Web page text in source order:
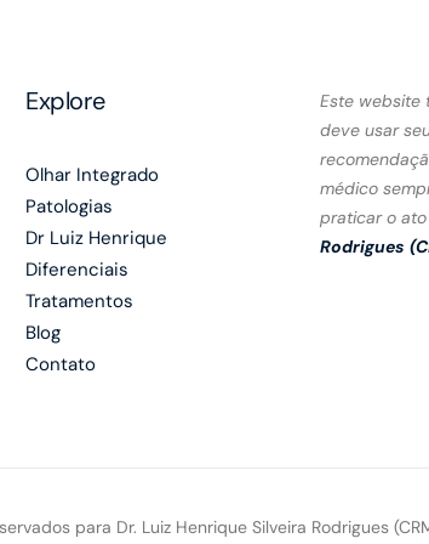
Explore
Olhar Integrado
Patologias
Dr Luiz Henrique
Diferenciais
Tratamentos
Blog
Contato
Este website
deve usar
médico
praticar o
Rodrigues (
para Dr. Luiz Henrique Silveira Rodrigues